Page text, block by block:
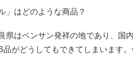
はどのような商品？
県はベンサン発祥の地であり、国
品がどうしてもできてしまいます